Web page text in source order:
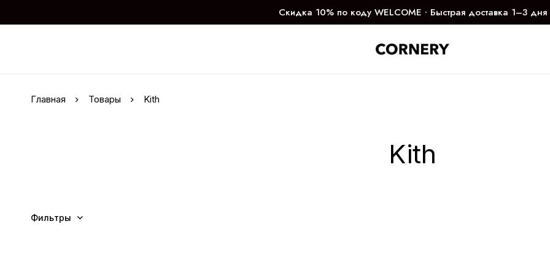
Скидка 10% по коду WELCOME ∙ Быстрая доставка 1–3 дня
Главная Товары Kith
Kith
Фильтры